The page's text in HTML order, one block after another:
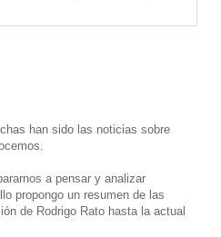
han sido las noticias sobre
a pensar y analizar
propongo un resumen de las
de Rodrigo Rato hasta la actual